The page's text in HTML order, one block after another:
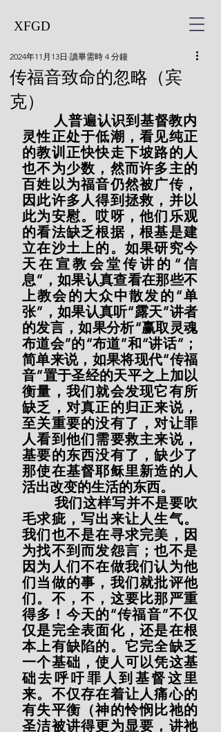
XFGD
传福音致命的忽略（宾
克）
2024年11月13日 讀畢需時 4 分鐘
灵性正处于低潮，看见纯正
的教训正快快走下坡路的人
也不为少数，然而许多主的
百姓以为福音仍然被广传，
因此许多人得到拯救，并以
此为安慰。哎呀，他们乐观
的看法缺乏根据，根基是建
立在沙土上的。如果研究今
天在宣教会堂传讲的“信
息”，如果认真查看在那些不
上教会的大众中散发的“单
张”，如果认真听“露天”讲者
的发言，如果分析“赢取灵魂
布道会”的“布道”和“讲话”；
简单来说，如果将现代“传福
音”置于圣经的天平之上加以
衡量，我们就会发现它有所
缺乏，对真正的归正来说，
至关重要的没有了，对让罪
人看到他们需要救主来说，
基要的东西没有了，缺少了
那使在基督耶稣里新造的人
活出改变的生活的东西。
我们这样写并不是要吹
毛求疵，写出来让人生气。
我们也不是在寻求完美，因
为找不到而发怨言；也不是
因为人们不在做我们认为他
们当做的事，我们就批评他
们。不，不，这要比那严重
得多！今天的“传福音”不仅
仅是完全表面化，还是在根
本上有缺陷的。它完全缺乏
一个基础，使人可以凭这基
础去呼吁罪人到基督这里
来。不仅存在着让人痛心的
有失平衡（神的怜悯比祂的
圣洁被讲得更为显要，讲祂